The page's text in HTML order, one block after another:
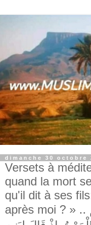
dimanche 30 octobre
Versets à
quand la mort
qu'il dit à ses
après moi ? » .. آيات للتَّدبٌّر: أَمْ كُنتُمْ